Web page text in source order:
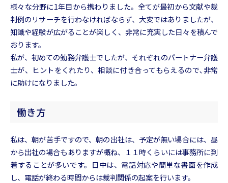
様々な分野に1年目から携わりました。全てが最初から文献や裁
判例のリサーチを行わなければならず、大変ではありましたが、
知識や経験が広がることが楽しく、非常に充実した日々を積んで
おります。
私が、初めての勤務弁護士でしたが、それぞれのパートナー弁護
士が、ヒントをくれたり、相談に付き合ってもらえるので､非常
に助けになりました。
働き方
私は、朝が苦手ですので、朝の出社は、予定が無い場合には、昼
から出社の場合もありますが概ね、１１時くらいには事務所に到
着することが多いです。日中は、電話対応や簡単な書面を作成
し、電話が終わる時間からは裁判関係の起案を行います。